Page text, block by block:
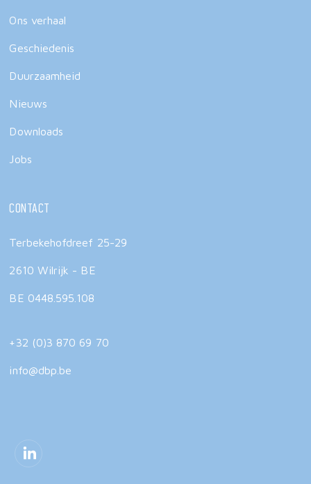
Ons verhaal
Geschiedenis
Duurzaamheid
Nieuws
Downloads
Jobs
Contact
Terbekehofdreef 25-29
2610 Wilrijk - BE
BE 0448.595.108
+32 (0)3 870 69 70
info@dbp.be